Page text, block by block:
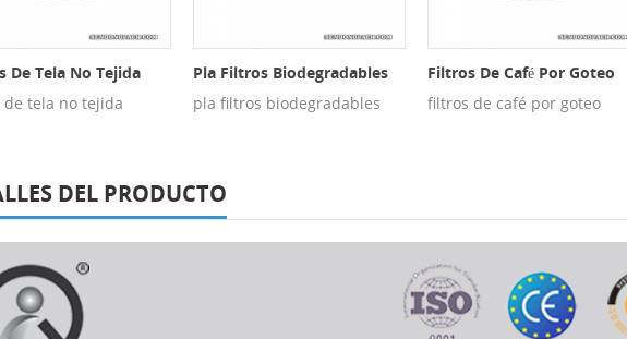
De Tela No Tejida
tela no tejida
Pla Filtros Biodegradables
pla filtros biodegradables
Filtros De Café Por Goteo
filtros de café por goteo
DEL PRODUCTO